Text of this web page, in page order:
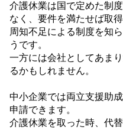
介護休業は国で定めた制
なく、要件を満たせば取
周知不足による制度を知
うです。
一方には会社としてあま
るかもしれません。
中小企業では両立支援助
申請できます。
介護休業を取った時、代